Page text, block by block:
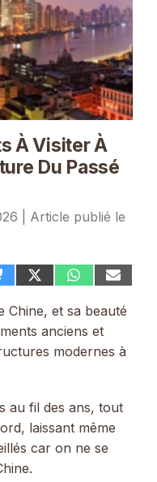
À Visiter À
Du Passé
Share
(Twitter)
Share
WhatsApp
Share
Email
Chine, et sa beauté
anciens et
modernes à
au fil des ans, tout
laissant même
car on ne se